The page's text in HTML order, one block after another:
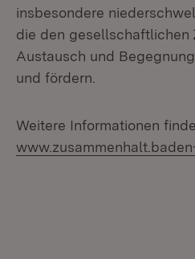
insbesondere
die den gesellschaftlichen
Austausch und
und fördern.
Weitere Informationen